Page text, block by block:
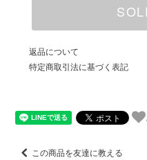
返品について
特定商取引法に基づく表記
この商品を友達に教える